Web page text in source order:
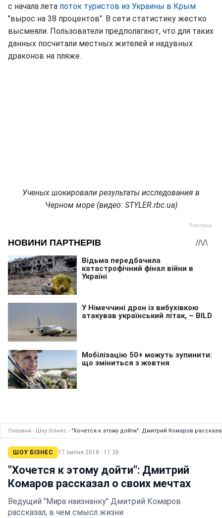
с начала лета поток туристов из Украины в Крым
"вырос на 38 процентов". В сети статистику жестко
высмеяли. Пользователи предполагают, что для таких
данных посчитали местных жителей и надувных
драконов на пляже.
Ученых шокировали результаты исследования в
Черном море (видео: STYLER.rbc.ua)
Головна › Шоу бізнес › "Хочется к этому дойти": Дмитрий Комаров
ШОУ БІЗНЕС 17 липня 2018 · 11:38
"Хочется к этому дойти": Дмитрий
Комаров рассказал о своих мечтах
Ведущий "Мира наизнанку" Дмитрий Комаров
рассказал, в чем смысл жизни